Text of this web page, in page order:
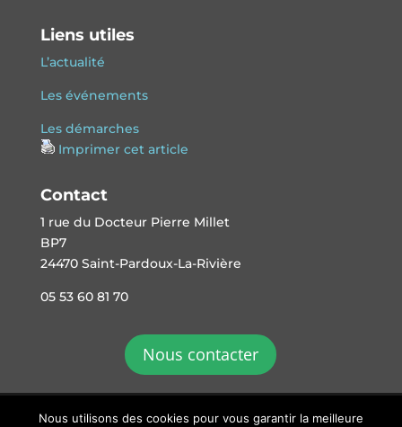
Liens utiles
L’actualité
Les événements
Les démarches
Imprimer cet article
Contact
1 rue du Docteur Pierre Millet
BP7
24470 Saint-Pardoux-La-Rivière
05 53 60 81 70
Nous contacter
Nous utilisons des cookies pour vous garantir la meilleure